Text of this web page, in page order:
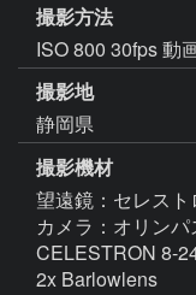
撮影方法
ISO 800 30fps 動
撮影地
静岡県
撮影機材
望遠鏡：セレスト
カメラ：オリンパ
CELESTRON 8-
2x Barlowlens